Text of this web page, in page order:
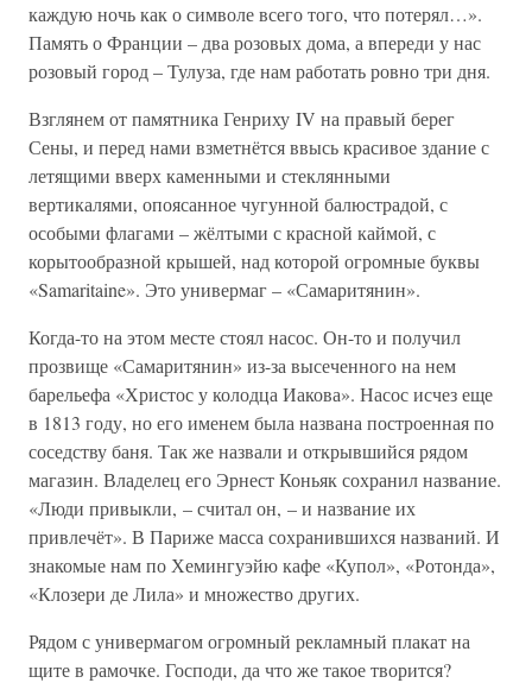
каждую ночь как о символе всего того, что потерял…».
Память о Франции – два розовых дома, а впереди у нас
розовый город – Тулуза, где нам работать ровно три дня.
Взглянем от памятника Генриху IV на правый берег
Сены, и перед нами взметнётся ввысь красивое здание с
летящими вверх каменными и стеклянными
вертикалями, опоясанное чугунной балюстрадой, с
особыми флагами – жёлтыми с красной каймой, с
корытообразной крышей, над которой огромные буквы
«Samaritaine». Это универмаг – «Самаритянин».
Когда-то на этом месте стоял насос. Он-то и получил
прозвище «Самаритянин» из-за высеченного на нем
барельефа «Христос у колодца Иакова». Насос исчез еще
в 1813 году, но его именем была названа построенная по
соседству баня. Так же назвали и открывшийся рядом
магазин. Владелец его Эрнест Коньяк сохранил название.
«Люди привыкли, – считал он, – и название их
привлечёт». В Париже масса сохранившихся названий. И
знакомые нам по Хемингуэйю кафе «Купол», «Ротонда»,
«Клозери де Лила» и множество других.
Рядом с универмагом огромный рекламный плакат на
щите в рамочке. Господи, да что же такое творится?